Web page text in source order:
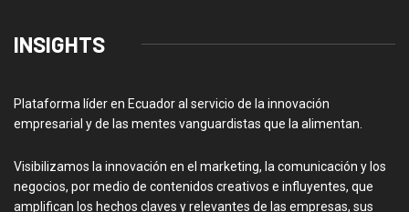
INSIGHTS
Plataforma líder en Ecuador al servicio de la innovación
empresarial y de las mentes vanguardistas que la alimentan.
Visibilizamos la innovación en el marketing, la comunicación y los
negocios, por medio de contenidos creativos e influyentes, que
amplifican los hechos claves y relevantes de las empresas, sus